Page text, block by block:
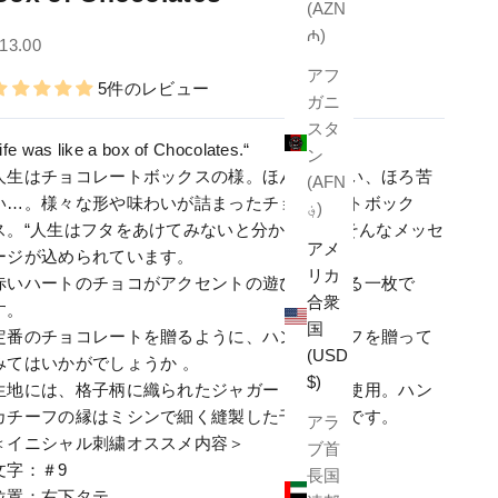
(AZN
₼)
アフ
ガニ
スタ
ン
(AFN
؋)
アメ
リカ
合衆
国
(USD
$)
アラ
ブ首
長国
ール価格
5件のレビュー
was like a box of Chocolates.“
生はチョコレートボックスの様。ほんのり甘い、ほろ苦
…。様々な形や味わいが詰まったチョコレートボック
。“人生はフタをあけてみないと分からない”そんなメッセ
ジが込められています。
いハートのチョコがアクセントの遊び心溢れる一枚で
番のチョコレートを贈るように、ハンカチーフを贈って
てはいかがでしょうか 。
地には、格子柄に織られたジャガード生地を使用。ハン
チーフの縁はミシンで細く縫製した千鳥巻きです。
イニシャル刺繍オススメ内容＞
字：＃9